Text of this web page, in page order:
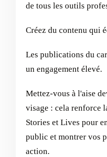
de tous les outils
Créez du contenu qui
Les publications du
un engagement élevé.
Mettez-vous à l'aise
visage : cela renforce
Stories et Lives pour
public et montrer vos
action.